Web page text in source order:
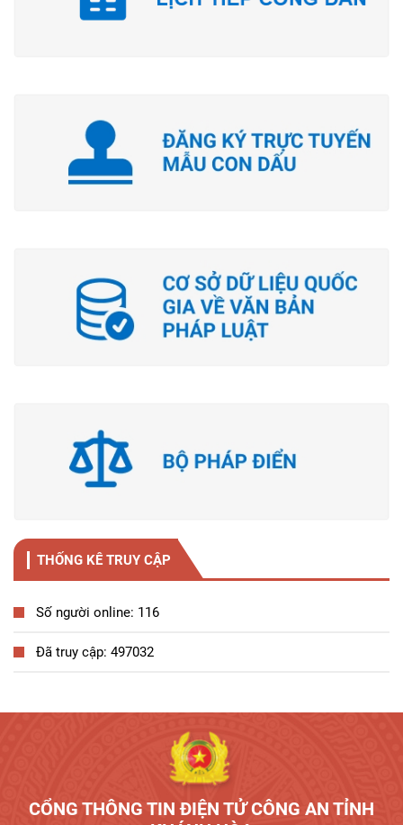
THỐNG KÊ TRUY CẬP
Số người online: 116
Đã truy cập: 497032
CỔNG THÔNG TIN ĐIỆN TỬ CÔNG AN TỈNH